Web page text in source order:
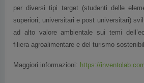
per diversi tipi target (studenti delle
superiori, universitari e post universitari)
ad alto valore ambientale sui temi
filiera agroalimentare e del turismo
Maggiori informazioni: https://